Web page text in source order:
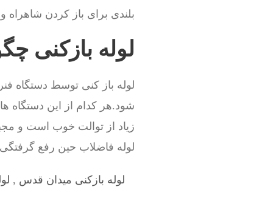
بلندی برای باز کردن شاهراه
لوله بازکنی
لوله باز کنی توسط دستگاه
شود.هر کدام از این دستگاه
زیاد از توالت خوب است و
لوله فاضلاب حین رفع
لوله بازکنی میدان قدس ,